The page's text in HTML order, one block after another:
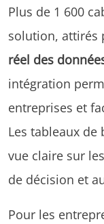
Plus de 1 600
solution, attirés
réel des
intégration
entreprises et
Les tableaux
vue claire sur
de décision et
Pour les